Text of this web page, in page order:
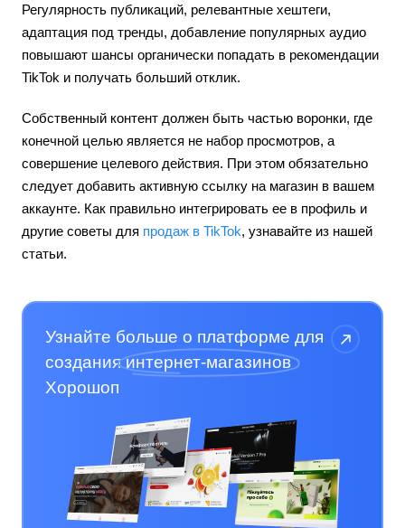
Регулярность публикаций, релевантные хештеги,
адаптация под тренды, добавление популярных аудио
повышают шансы органически попадать в рекомендации
TikTok и получать больший отклик.
Собственный контент должен быть частью воронки, где
конечной целью является не набор просмотров, а
совершение целевого действия. При этом обязательно
следует добавить активную ссылку на магазин в вашем
аккаунте. Как правильно интегрировать ее в профиль и
другие советы для продаж в TikTok, узнавайте из нашей
статьи.
Узнайте больше о платформе для
созданияинтернет-магазинов
Хорошоп